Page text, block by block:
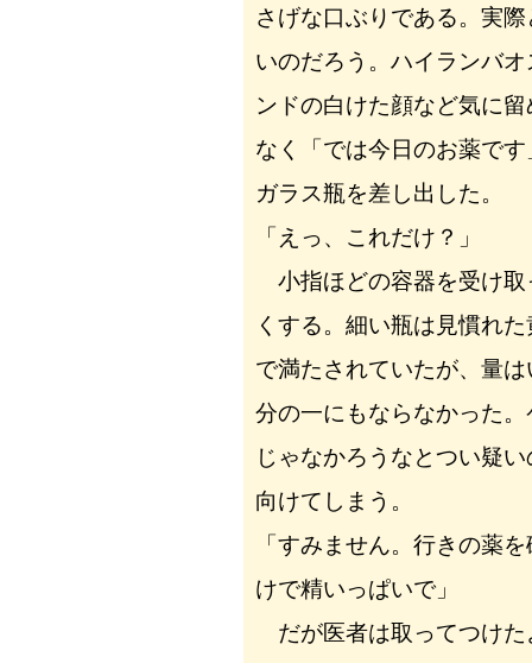
さげな口ぶりである。実
いのだろう。ハイランバ
ンドの白けた顔など気に
なく「では今日のお薬で
ガラス瓶を差し出した。
「えっ、これだけ？」
小指ほどの容器を受け取
くする。細い瓶は見慣れ
で満たされていたが、量
分の一にもならなかった
じゃなかろうなとつい疑
向けてしまう。
「すみません。行きの薬
けで精いっぱいで」
だが医者は取ってつけた